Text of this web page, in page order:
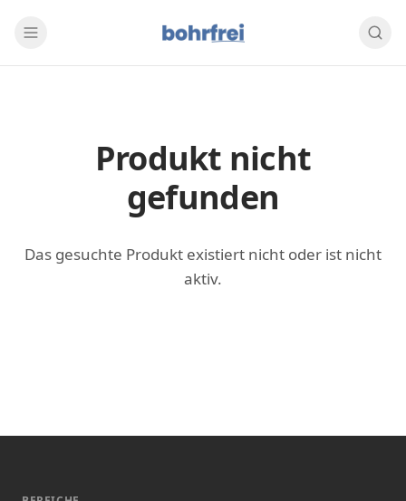
Produkt nicht
gefunden
Das gesuchte Produkt existiert nicht oder ist nicht
aktiv.